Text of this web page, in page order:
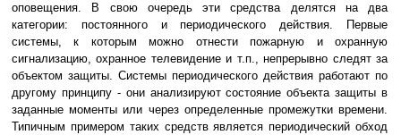
оповещения. В свою очередь эти средства делятся на два
категории: постоянного и периодического действия. Первые
системы, к которым можно отнести пожарную и охранную
сигнализацию, охранное телевидение и т.п., непрерывно следят за
объектом защиты. Системы периодического действия работают по
другому принципу - они анализируют состояние объекта защиты в
заданные моменты или через определенные промежутки времени.
Типичным примером таких средств является периодический обход